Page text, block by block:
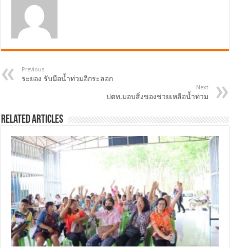
Previous
ระยอง รับมือน้ำท่วมอีกระลอก
Next
ปตท.มอบสิ่งของช่วยเหลือน้ำท่วม
Related Articles